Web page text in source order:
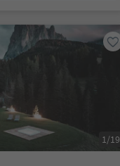
1/19